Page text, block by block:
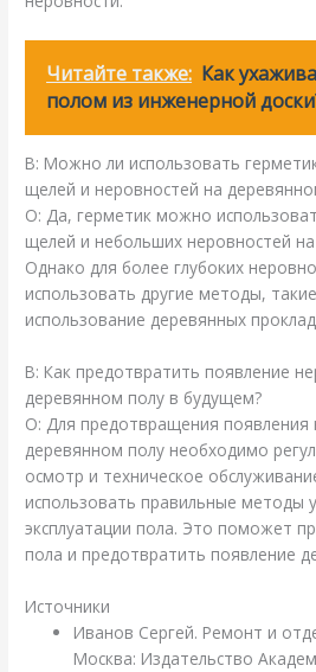
Читайте также: Как
полом из инженерной
В: Можно ли использовать
щелей и неровностей на
О: Да, герметик можно
щелей и небольших неровностей
Однако для более глубоких
использовать другие методы,
использование деревянных
В: Как предотвратить появление
деревянном полу в будущем?
О: Для предотвращения появления
деревянном полу необходимо
осмотр и техническое
использовать правильные методы
эксплуатации пола. Это поможет
пола и предотвратить появление
Источники
Иванов Сергей. Ремонт и
Москва: Издательство